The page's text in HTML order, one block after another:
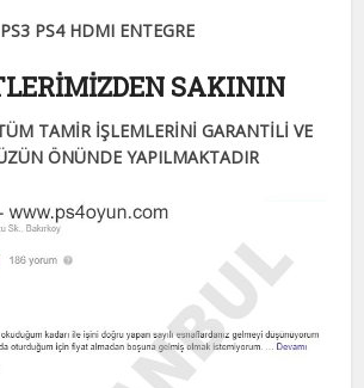
PS3 PS4 HDMI ENTEGRE
SAKININ
TAMİR İŞLEMLERİNİ GARANTİLİ VE
ÖNÜNDE YAPILMAKTADIR